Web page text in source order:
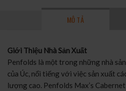
MÔ TẢ
Giới Thiệu Nhà Sản Xuất
Penfolds là một trong những nhà
của Úc, nổi tiếng với việc sản xuất
lượng cao. Penfolds Max’s